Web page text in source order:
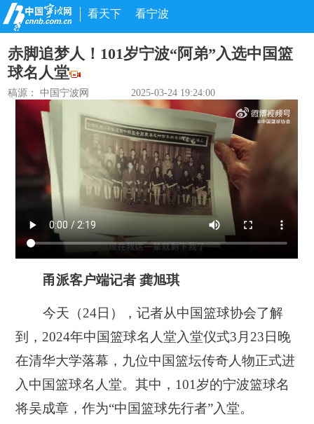
看天下 看宁波
赤脚追梦人！101岁宁波“阿弟”入选中国篮
球名人堂
稿源： 中国宁波网 2025-03-24 19:24:00
甬派客户端记者 龚旭琪
今天（24日），记者从中国篮球协会了解
到，2024年中国篮球名人堂入堂仪式3月23日晚
在清华大学落幕，九位中国篮坛传奇人物正式进
入中国篮球名人堂。其中，101岁的宁波篮球名
将吴成章，作为“中国篮球先行者”入堂。